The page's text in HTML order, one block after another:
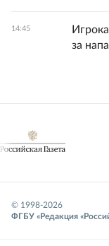
14:45
за
© 1998-2026
ФГБУ «Редакция